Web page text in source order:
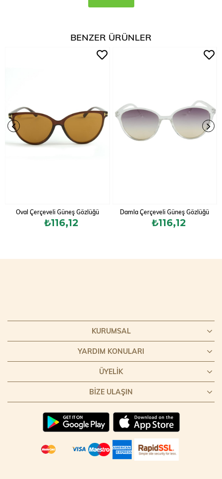
BENZER ÜRÜNLER
Oval Çerçeveli Güneş Gözlüğü
₺116,12
Damla Çerçeveli Güneş Gözlüğü
₺116,12
KURUMSAL
YARDIM KONULARI
ÜYELIK
BIZE ULAŞIN